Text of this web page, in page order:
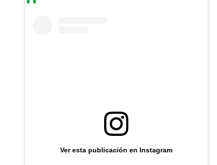
Ver esta publicación en Instagram